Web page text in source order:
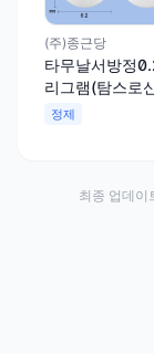
(주)종근당
타무날서방정
리그램(탐스로
산염)
정제
최종 업데이